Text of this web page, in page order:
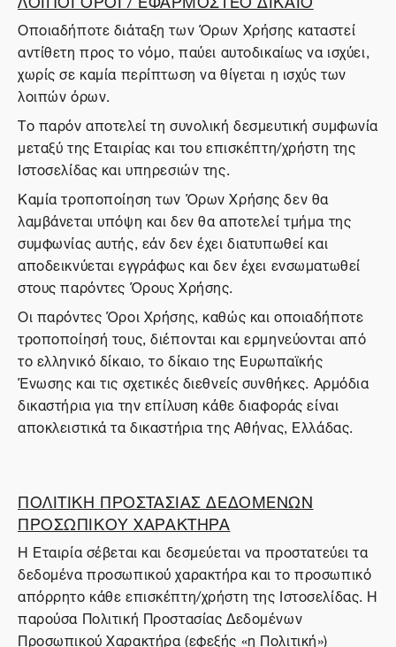
Οποιαδήποτε διάταξη των Όρων Χρήσης καταστεί
αντίθετη προς το νόμο, παύει αυτοδικαίως να ισχύει,
χωρίς σε καμία περίπτωση να θίγεται η ισχύς των
λοιπών όρων.
Το παρόν αποτελεί τη συνολική δεσμευτική συμφωνία
μεταξύ της Εταιρίας και του επισκέπτη/χρήστη της
Ιστοσελίδας και υπηρεσιών της.
Καμία τροποποίηση των Όρων Χρήσης δεν θα
λαμβάνεται υπόψη και δεν θα αποτελεί τμήμα της
συμφωνίας αυτής, εάν δεν έχει διατυπωθεί και
αποδεικνύεται εγγράφως και δεν έχει ενσωματωθεί
στους παρόντες Όρους Χρήσης.
Οι παρόντες Όροι Χρήσης, καθώς και οποιαδήποτε
τροποποίησή τους, διέπονται και ερμηνεύονται από
το ελληνικό δίκαιο, το δίκαιο της Ευρωπαϊκής
Ένωσης και τις σχετικές διεθνείς συνθήκες. Αρμόδια
δικαστήρια για την επίλυση κάθε διαφοράς είναι
αποκλειστικά τα δικαστήρια της Αθήνας, Ελλάδας.
ΠΟΛΙΤΙΚΗ ΠΡΟΣΤΑΣΙΑΣ ΔΕΔΟΜΕΝΩΝ
ΠΡΟΣΩΠΙΚΟΥ ΧΑΡΑΚΤΗΡΑ
Η Εταιρία σέβεται και δεσμεύεται να προστατεύει τα
δεδομένα προσωπικού χαρακτήρα και το προσωπικό
απόρρητο κάθε επισκέπτη/χρήστη της Ιστοσελίδας. Η
παρούσα Πολιτική Προστασίας Δεδομένων
Προσωπικού Χαρακτήρα (εφεξής «η Πολιτική»)